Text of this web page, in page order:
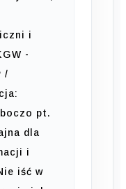
i
-
/
pt.
dla
i
iść w